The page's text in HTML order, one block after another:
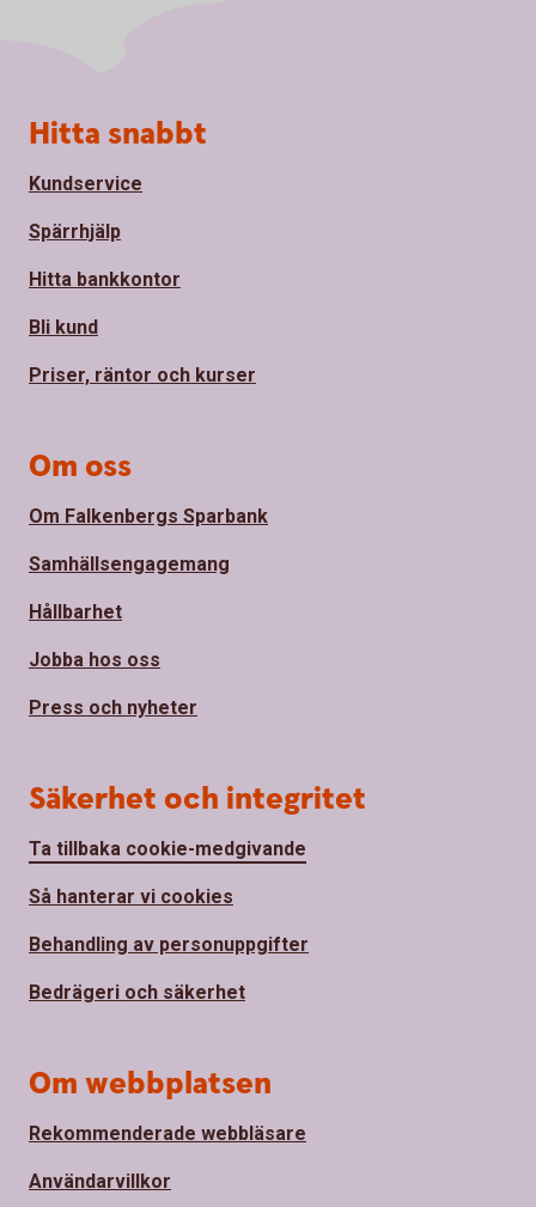
Sidfot
Hitta snabbt
Kundservice
Spärrhjälp
Hitta bankkontor
Bli kund
Priser, räntor och kurser
Om oss
Om Falkenbergs Sparbank
Samhällsengagemang
Hållbarhet
Jobba hos oss
Press och nyheter
Säkerhet och integritet
Ta tillbaka cookie-medgivande
Så hanterar vi cookies
Behandling av personuppgifter
Bedrägeri och säkerhet
Om webbplatsen
Rekommenderade webbläsare
Användarvillkor